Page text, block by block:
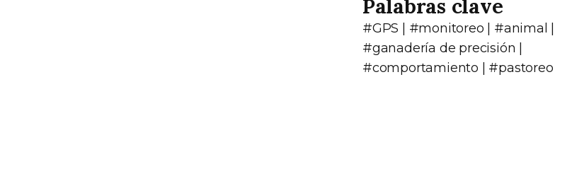
Palabras clave
#GPS | #monitoreo | #animal |
#ganadería de precisión |
#comportamiento | #pastoreo